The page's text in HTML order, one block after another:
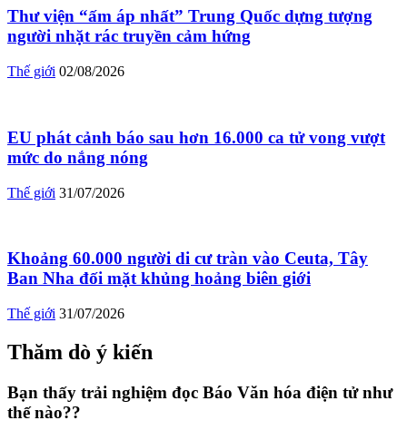
Thư viện “ấm áp nhất” Trung Quốc dựng tượng
người nhặt rác truyền cảm hứng
Thế giới 02/08/2026
EU phát cảnh báo sau hơn 16.000 ca tử vong vượt
mức do nắng nóng
Thế giới 31/07/2026
Khoảng 60.000 người di cư tràn vào Ceuta, Tây
Ban Nha đối mặt khủng hoảng biên giới
Thế giới 31/07/2026
Thăm dò ý kiến
Bạn thấy trải nghiệm đọc Báo Văn hóa điện tử như
thế nào??